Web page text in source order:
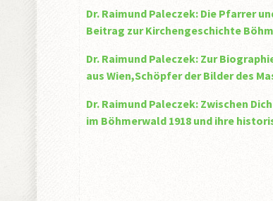
Dr. Raimund Paleczek: Die Pfarrer
Beitrag zur Kirchengeschichte
Dr. Raimund Paleczek: Zur
aus Wien,Schöpfer der Bilder des
Dr. Raimund Paleczek: Zwischen
im Böhmerwald 1918 und ihre